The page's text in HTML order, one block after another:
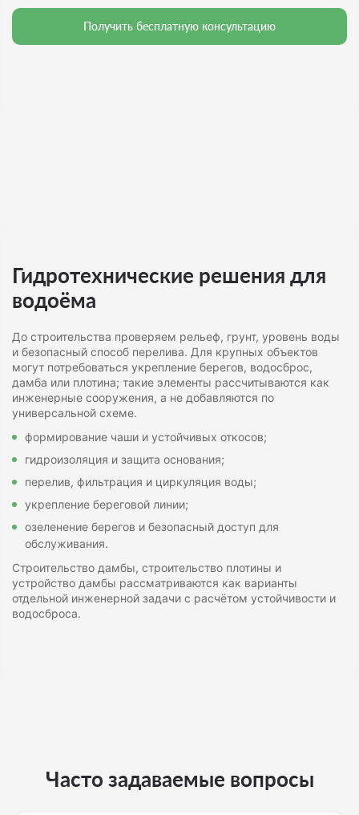
Получить бесплатную консультацию
Гидротехнические решения для
водоёма
До строительства проверяем рельеф, грунт, уровень воды
и безопасный способ перелива. Для крупных объектов
могут потребоваться укрепление берегов, водосброс,
дамба или плотина; такие элементы рассчитываются как
инженерные сооружения, а не добавляются по
универсальной схеме.
формирование чаши и устойчивых откосов;
гидроизоляция и защита основания;
перелив, фильтрация и циркуляция воды;
укрепление береговой линии;
озеленение берегов и безопасный доступ для
обслуживания.
Строительство дамбы, строительство плотины и
устройство дамбы рассматриваются как варианты
отдельной инженерной задачи с расчётом устойчивости и
водосброса.
Часто задаваемые вопросы